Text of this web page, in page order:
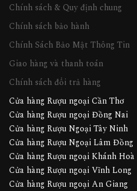
Chính sách & Quy định chung
Chính sách bảo hành
Chính Sách Bảo Mật Thông Tin
Giao hàng và thanh toán
Chính sách đổi trả hàng
Cửa hàng Rượu ngoại Cần Thơ
Cửa hàng Rượu ngoại Đồng Nai
Cửa hàng Rượu Ngoại Tây Ninh
Cửa hàng Rượu Ngoại Lâm Đồng
Cửa hàng Rượu ngoại Khánh Hoà
Cửa hàng Rượu ngoại Vĩnh Long
Cửa hàng Rượu ngoại An Giang